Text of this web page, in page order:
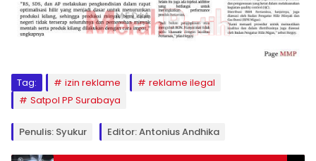
Tag: izin reklame
reklame ilegal
Satpol PP Surabaya
Penulis: Syukur Editor: Antonius Andhika